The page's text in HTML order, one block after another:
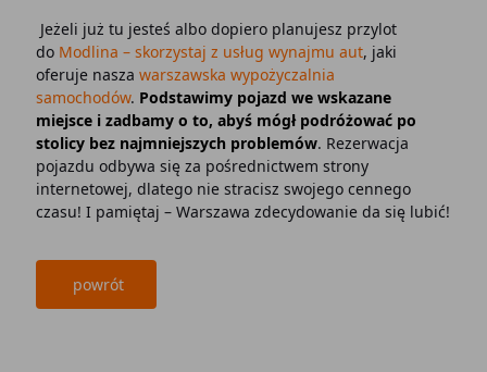
Jeżeli już tu jesteś albo dopiero planujesz przylot
do Modlina – skorzystaj z usług wynajmu aut, jaki
oferuje nasza warszawska wypożyczalnia
samochodów. Podstawimy pojazd we wskazane
miejsce i zadbamy o to, abyś mógł podróżować po
stolicy bez najmniejszych problemów. Rezerwacja
pojazdu odbywa się za pośrednictwem strony
internetowej, dlatego nie stracisz swojego cennego
czasu! I pamiętaj – Warszawa zdecydowanie da się lubić!
powrót